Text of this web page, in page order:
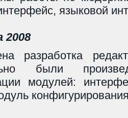
языковой
2008
разработка
были
модулей: